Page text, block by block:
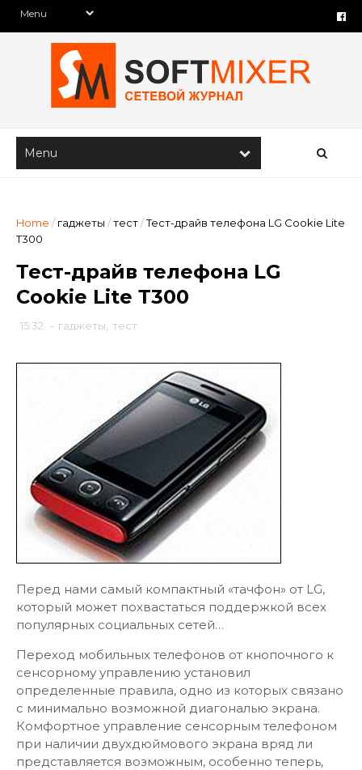
Home / гаджеты /тест/Тест-драйв телефона LG Cookie Lite
Т300
Тест-драйв телефона LG
Cookie Lite Т300
15:32 - гаджеты тест
Перед нами самый компактный «тачфон» от LG,
который может похвастаться поддержкой всех
популярных социальных сетей…
Переход мобильных телефонов от кнопочного к
сенсорному управлению установил
определенные правила, одно из которых связано
с минимально возможной диагональю экрана.
Комфортное управление сенсорным телефоном
при наличии двухдюймового экрана вряд ли
представляется возможным, особенно теперь,